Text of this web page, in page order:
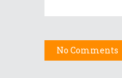
No Comments